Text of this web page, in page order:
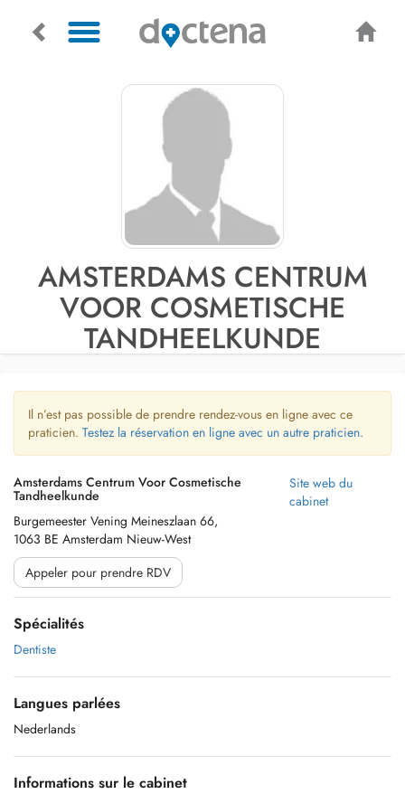
AMSTERDAMS CENTRUM
VOOR COSMETISCHE
TANDHEELKUNDE
Il n’est pas possible de prendre rendez-vous en ligne avec ce
praticien. Testez la réservation en ligne avec un autre praticien.
Amsterdams Centrum Voor Cosmetische
Tandheelkunde
Burgemeester Vening Meineszlaan 66,
1063 BE Amsterdam Nieuw-West
Site web du
cabinet
Appeler pour prendre RDV
Spécialités
Dentiste
Langues parlées
Nederlands
Informations sur le cabinet